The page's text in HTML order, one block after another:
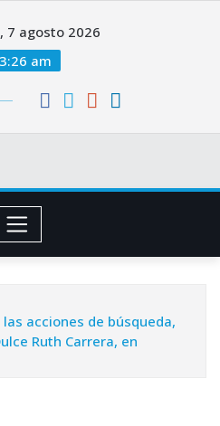
7 agosto 2026
3:26 am
acciones de búsqueda,
Ruth Carrera, en